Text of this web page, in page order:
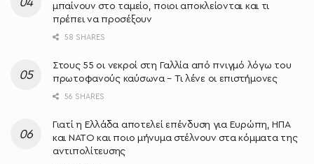
μπαίνουν στο ταμείο, ποιοι αποκλείονται και τι
πρέπει να προσέξουν
58 SHARES
Στους 55 οι νεκροί στη Γαλλία από πνιγμό λόγω του
πρωτοφανούς καύσωνα – Τι λένε οι επιστήμονες
56 SHARES
Γιατί η Ελλάδα αποτελεί επένδυση για Ευρώπη, ΗΠΑ
και ΝΑΤΟ και ποιο μήνυμα στέλνουν στα κόμματα της
αντιπολίτευσης